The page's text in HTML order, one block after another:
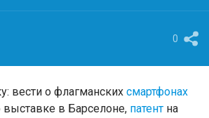
0
вести о флагманских смартфонах
выставке в Барселоне, патент на